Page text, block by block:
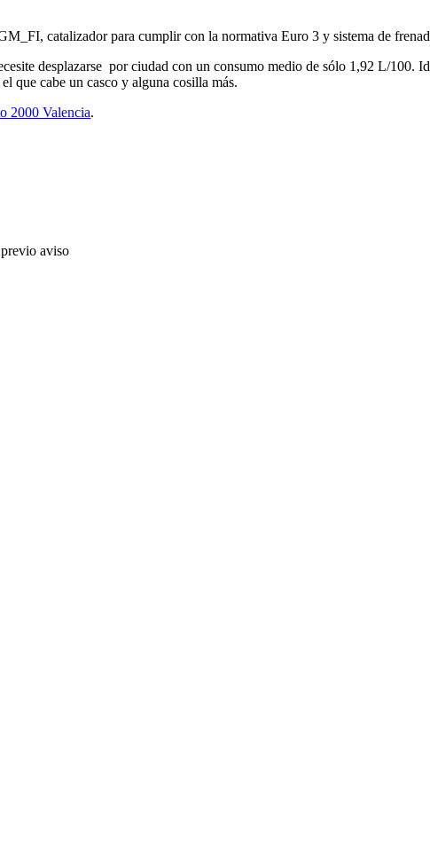
catalizador para cumplir con la normativa Euro 3 y sistema de
desplazarse por ciudad con un consumo medio de sólo 1,92 L/100.
que cabe un casco y alguna cosilla más.
2000 Valencia.
aviso